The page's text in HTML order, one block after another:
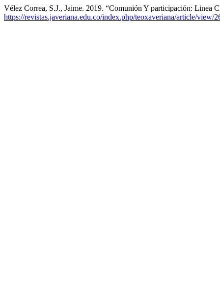
Vélez Correa, S.J., Jaime. 2019. “Comunión Y participación: Linea
https://revistas.javeriana.edu.co/index.php/teoxaveriana/article/view/